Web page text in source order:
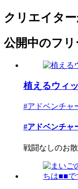
クリエイタ
公開中のフ
植えるウィ
#アドベンチャ
#アドベンチャ
戦闘なしのお